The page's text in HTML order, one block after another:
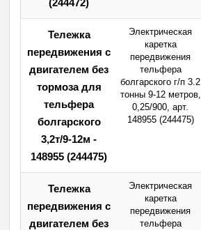
(244472)
Тележка
передвижения с
двигателем без
тормоза для
тельфера
болгарского
3,2т/9-12м -
148955 (244475)
Электрическая
каретка
передвижения
тельфера
болгарского г/п 3.2
тонны 9-12 метров,
0,25/900, арт.
148955 (244475)
Тележка
передвижения с
двигателем без
Электрическая
каретка
передвижения
тельфера